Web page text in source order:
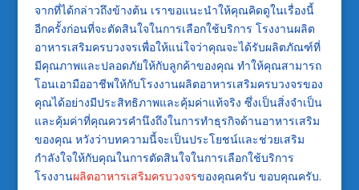
จากที่ได้กล่าวถึงข้างต้น เราขอแนะนำให้คุณคิดดูในเรื่องนี้
อีกครั้งก่อนที่จะตัดสินใจในการเลือกใช้บริการ โรงงานผลิต
อาหารเสริมครบวงจรเพื่อให้แน่ใจว่าคุณจะได้รับผลิตภัณฑ์ที่
มีคุณภาพและปลอดภัยให้กับลูกค้าของคุณ ทำให้คุณสามารถ
โอนเอามืออาชีพให้กับโรงงานผลิตอาหารเสริมครบวงจรของ
คุณได้อย่างมีประสิทธิภาพและคุ้มค่าแท้จริง ซึ่งเป็นสิ่งจำเป็น
และคุ้มค่าที่คุณควรคำนึงถึงในการทำธุรกิจด้านอาหารเสริม
ของคุณ หวังว่าบทความนี้จะเป็นประโยชน์และช่วยเสริม
กำลังใจให้กับคุณในการตัดสินใจในการเลือกใช้บริการ
โรงงานผลิตอาหารเสริมครบวงจรของคุณครับ ขอบคุณครับ.